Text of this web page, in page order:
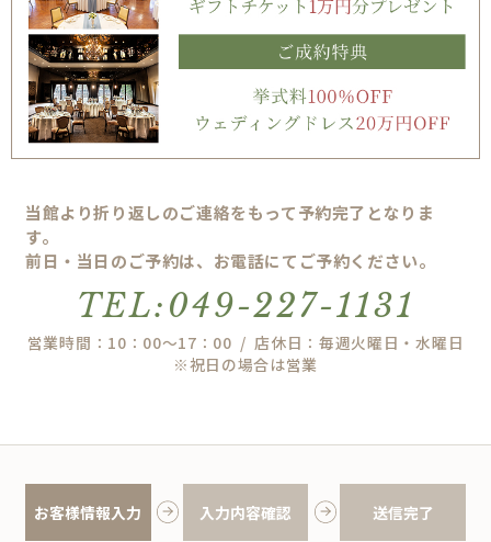
当館より折り返しのご連絡をもって予約完了となりま
す。
前日・当日のご予約は、お電話にてご予約ください。
TEL:049-227-1131
営業時間：10：00～17：00 / 店休日：毎週火曜日・水曜日
※祝日の場合は営業
お客様情報入力 入力内容確認 送信完了